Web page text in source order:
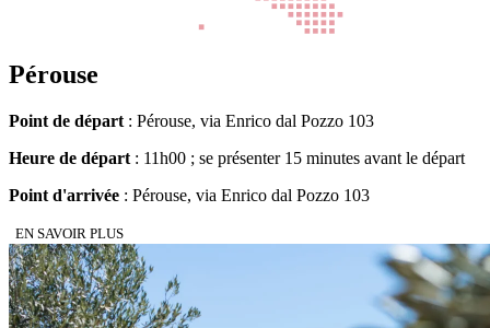
Pérouse
Point de départ : Pérouse, via Enrico dal Pozzo 103
Heure de départ : 11h00 ; se présenter 15 minutes avant le départ
Point d'arrivée : Pérouse, via Enrico dal Pozzo 103
EN SAVOIR PLUS